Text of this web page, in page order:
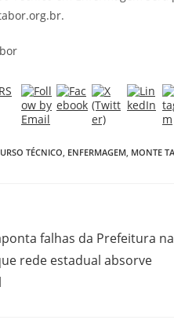
TÉCNICO, ENFERMAGEM, MONTE
falhas da Prefeitura na
rede estadual absorve